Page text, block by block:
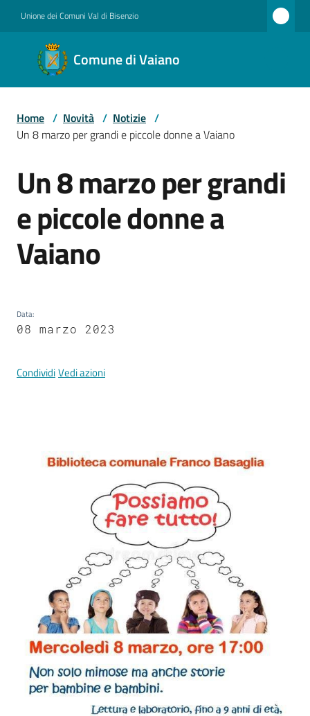
Unione dei Comuni Val di Bisenzio
Comune di Vaiano
Comune
di
Vaiano
Servizi
Documenti
e
Argomenti
Home / Novità / Notizie /
Un 8 marzo per grandi e piccole donne a Vaiano
Salta al contenuto
Un 8 marzo per grandi
e piccole donne a
Vaiano
Data:
08 marzo 2023
CondividiVedi azioni